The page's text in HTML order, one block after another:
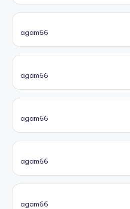
agam66
agam66
agam66
agam66
agam66